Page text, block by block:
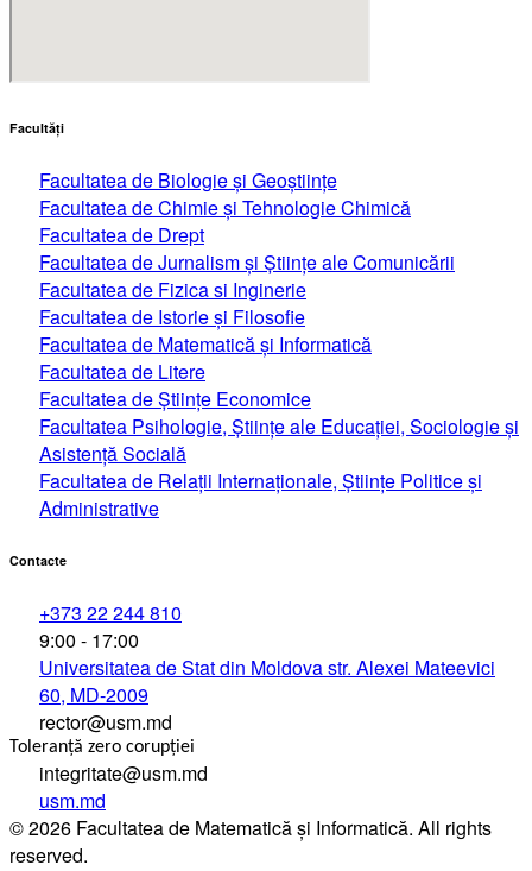
Facultăţi
Facultatea de Biologie și Geoștiințe
Facultatea de Chimie şi Tehnologie Chimică
Facultatea de Drept
Facultatea de Jurnalism şi Ştiinţe ale Comunicării
Facultatea de Fizica si Inginerie
Facultatea de Istorie şi Filosofie
Facultatea de Matematică şi Informatică
Facultatea de Litere
Facultatea de Științe Economice
Facultatea Psihologie, Ştiinţe ale Educaţiei, Sociologie și
Asistență Socială
Facultatea de Relaţii Internaţionale, Ştiinţe Politice şi
Administrative
Contacte
+373 22 244 810
9:00 - 17:00
Universitatea de Stat din Moldova str. Alexei Mateevici
60, MD-2009
rector@usm.md
Toleranță zero corupției
integritate@usm.md
usm.md
© 2026 Facultatea de Matematică și Informatică. All rights
reserved.